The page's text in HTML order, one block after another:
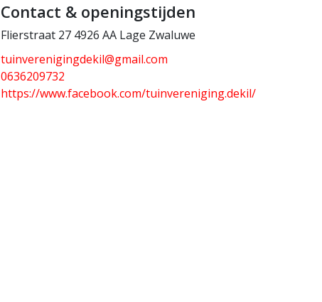
Contact & openingstijden
Flierstraat 27 4926 AA Lage Zwaluwe
tuinverenigingdekil@gmail.com
0636209732
https://www.facebook.com/tuinvereniging.dekil/